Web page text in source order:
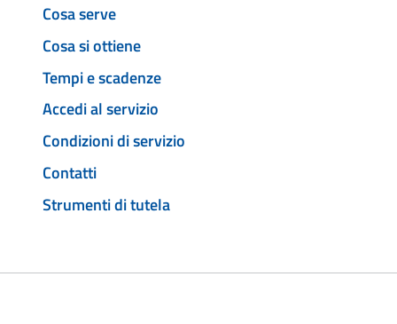
Cosa serve
Cosa si ottiene
Tempi e scadenze
Accedi al servizio
Condizioni di servizio
Contatti
Strumenti di tutela